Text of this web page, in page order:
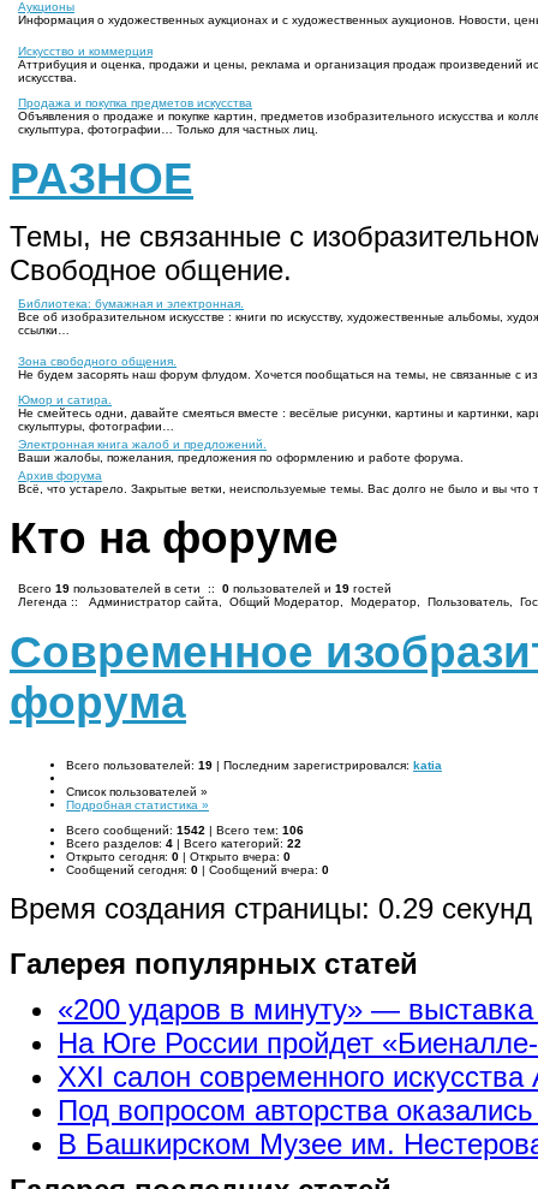
Аукционы
Информация о художественных аукционах и с художественных аукционов. Новости,
Искусство и коммерция
Аттрибуция и оценка, продажи и цены, реклама и организация продаж произведений
искусства.
Продажа и покупка предметов искусства
Объявления о продаже и покупке картин, предметов изобразительного искусства и
скульптура, фотографии… Только для частных лиц.
РАЗНОЕ
Темы, не связанные с
Свободное общение.
Библиотека: бумажная и электронная.
Все об изобразительном искусстве : книги по искусству, художественные альбомы,
ссылки…
Зона свободного общения.
Не будем засорять наш форум флудом. Хочется пообщаться на темы, не связанные с
Юмор и сатира.
Не смейтесь одни, давайте смеяться вместе : весёлые рисунки, картины и картинки,
скульптуры, фотографии…
Электронная книга жалоб и предложений.
Ваши жалобы, пожелания, предложения по оформлению и работе форума.
Архив форума
Всё, что устарело. Закрытые ветки, неиспользуемые темы. Вас долго не было и вы что
Кто на форуме
Всего 19 пользователей в сети :: 0 пользователей и 19 гостей
Легенда ::
Администратор сайта, Общий Модератор, Модератор, Пользователь,
Современное
форума
Всего пользователей: 19 | Последним зарегистрировался: katia
Список пользователей »
Подробная статистика »
Всего сообщений: 1542 | Всего тем: 106
Всего разделов: 4 | Всего категорий: 22
Открыто сегодня: 0 | Открыто вчера: 0
Сообщений сегодня: 0 | Сообщений вчера: 0
Время создания страницы: 0.29 секунд
Галерея популярных статей
«200 ударов в минуту» —
На Юге России пройдет
XXI салон современного искусства
Под вопросом авторства
В Башкирском Музее им.